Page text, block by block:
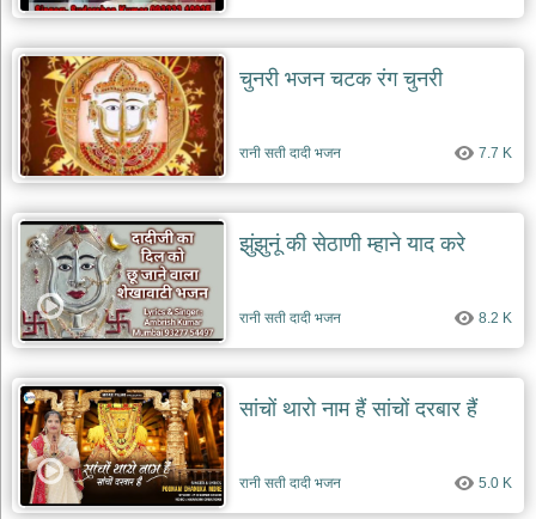
बावा
लाल
दयाल
भजन
bawa
lal
dayal
bhajans
शनि
देव
भजन
shani
dev
bhajans
आज
का
भजन
bhajan
of
the
day
भजन
चुनरी भजन चटक रंग चुनरी
रानी सती दादी भजन 7.7 K
झुंझुनूं की सेठाणी म्हाने याद करे
रानी सती दादी भजन 8.2 K
सांचों थारो नाम हैं सांचों दरबार हैं
रानी सती दादी भजन 5.0 K